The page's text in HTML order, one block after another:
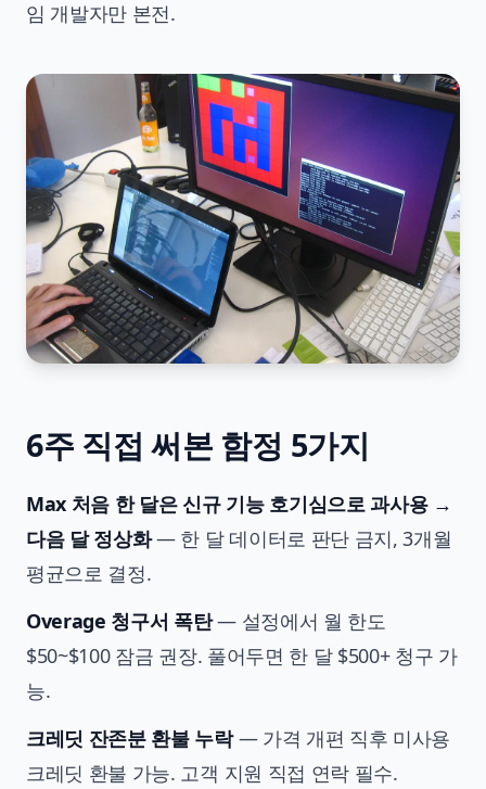
임 개발자만 본전.
6주 직접 써본 함정 5가지
Max 처음 한 달은 신규 기능 호기심으로 과사용 →
다음 달 정상화— 한 달 데이터로 판단 금지, 3개월
평균으로 결정.
Overage 청구서 폭탄— 설정에서 월 한도
$50~$100 잠금 권장. 풀어두면 한 달 $500+ 청구 가
능.
크레딧 잔존분 환불 누락— 가격 개편 직후 미사용
크레딧 환불 가능. 고객 지원 직접 연락 필수.